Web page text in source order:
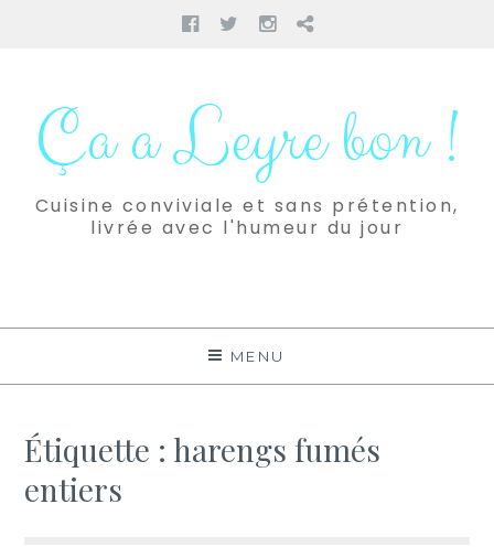
Facebook
TwitterInstagram
Pinterest
contenuÇa a Leyre bon !
Cuisine conviviale et sans prétention,
livrée avec l'humeur du jour
MENU
Étiquette : harengs fumés
entiers